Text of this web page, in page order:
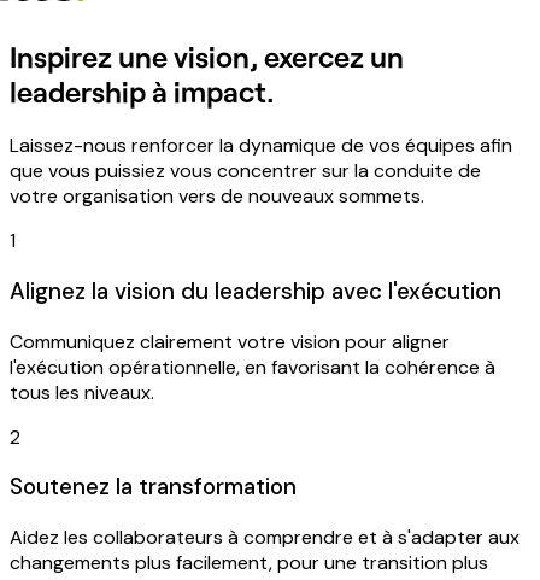
Inspirez une vision, exercez un
leadership à impact.
Laissez-nous renforcer la dynamique de vos équipes afin
que vous puissiez vous concentrer sur la conduite de
votre organisation vers de nouveaux sommets.
1
Alignez la vision du leadership avec l'exécution
Communiquez clairement votre vision pour aligner
l'exécution opérationnelle, en favorisant la cohérence à
tous les niveaux.
2
Soutenez la transformation
Aidez les collaborateurs à comprendre et à s'adapter aux
changements plus facilement, pour une transition plus